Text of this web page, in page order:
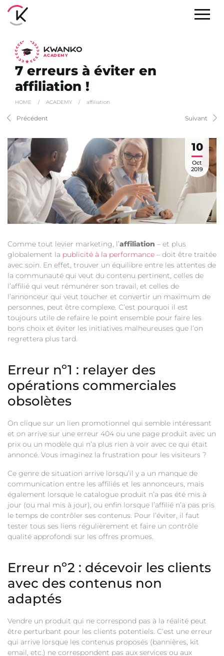
ACADEMY
7 erreurs à éviter en
affiliation !
HOME / ACADEMY / affiliation
Précédent Suivant
10
Oct
2019
Comme tout levier marketing, l’affiliation – et plus
globalement la publicité à la performance – doit être traitée
avec soin. En effet, trouver un équilibre entre les attentes de
la communauté qui veut du contenu pertinent, celles de
l’affilié qui veut rémunérer son travail, et celles de
l’annonceur qui veut toucher et convertir un maximum de
personnes, peut être complexe. C’est pourquoi il est
toujours utile de refaire le point ensemble pour faire les
bons choix et éviter les initiatives malheureuses que l’on
regrettera plus tard.
Erreur nº1 : relayer des
opérations commerciales
obsolètes
On clique sur un lien promotionnel qui semble intéressant
et on arrive sur une erreur 404 ou une page produit avec un
prix ou un modèle qui n’a plus rien à voir avec ce qui était
annoncé. Vous imaginez la frustration pour les visiteurs ?
Ce genre de situation arrive lorsqu’il y a un manque de
communication entre les affiliés et les annonceurs, mais
également lorsque le catalogue produit n’a pas été mis à
jour (ou mal mis à jour), ou enfin lorsque l’affilié n’a pas pris
le temps de contrôler ses contenus. Pour l’éviter, il faut
tester tous ses liens régulièrement et faire un contrôle
qualité approfondi sur les offres promues.
Erreur nº2 : décevoir les clients
avec des contenus non
adaptés
Vendre un produit qui ne correspond pas à la réalité peut
être perturbant pour les clients potentiels. C’est une erreur
qui arrive lorsque les contenus proposés (bannières, kit
email, etc.) ne correspondent pas aux services ou aux